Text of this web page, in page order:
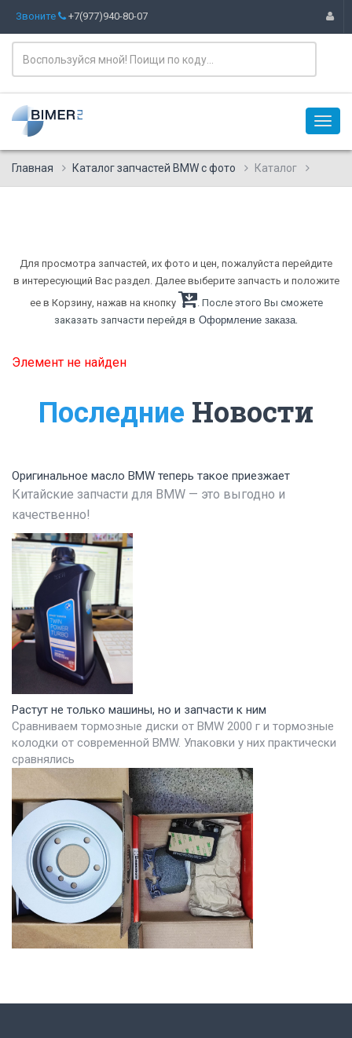
Звоните +7(977)940-80-07
Главная Каталог запчастей BMW с фото Каталог
Для просмотра запчастей, их фото и цен, пожалуйста перейдите
в интересующий Вас раздел. Далее выберите запчасть и положите
ее в Корзину, нажав на кнопку
. После этого Вы сможете
заказать запчасти перейдя в Оформление заказа.
Элемент не найден
Последние Новости
Оригинальное масло BMW теперь такое приезжает
Китайские запчасти для BMW — это выгодно и
качественно!
Растут не только машины, но и запчасти к ним
Сравниваем тормозные диски от BMW 2000 г и тормозные
колодки от современной BMW. Упаковки у них практически
сравнялись